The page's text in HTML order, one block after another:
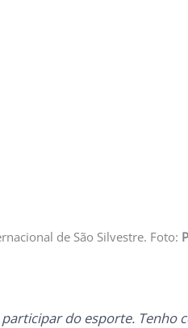
de São Silvestre. Foto:
do esporte. Tenho